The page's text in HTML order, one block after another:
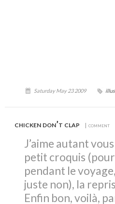
Saturday May 23 2009
chicken don’t clap | comment
J’aime autant
petit croquis
pendant le
juste non), la
Enfin bon, voilà,